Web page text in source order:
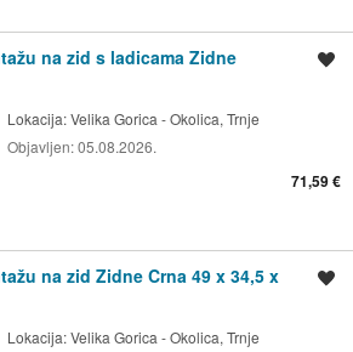
na zid s ladicama Zidne
Lokacija:Velika Gorica - Okolica, Trnje
Objavljen:05.08.2026.
71,59 €
na zid Zidne Crna 49 x 34,5 x
Lokacija:Velika Gorica - Okolica, Trnje